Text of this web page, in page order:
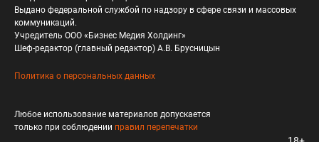
Выдано федеральной службой по надзору в сфере связи и массовых
коммуникаций.
Учредитель ООО «Бизнес Медия Холдинг»
Шеф-редактор (главный редактор) А.В. Брусницын
Политика о персональных данных
Любое использование материалов допускается
только при соблюдении правил перепечатки